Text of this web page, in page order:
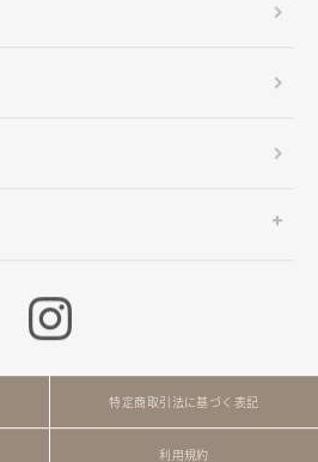
特定商取引法に基づく表記
利用規約